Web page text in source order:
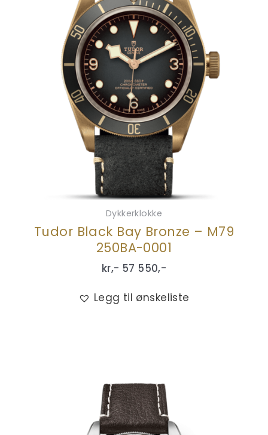
Dykkerklokke
Tudor Black Bay Bronze – M79
250BA-0001
kr,- 57 550,-
Legg til ønskeliste